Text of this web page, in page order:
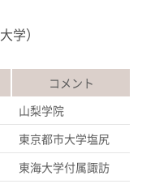
学）
コメント
山梨学院
東京都市大学塩尻
東海大学付属諏訪